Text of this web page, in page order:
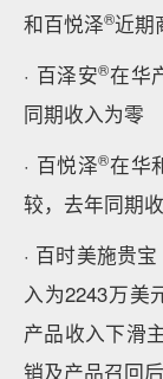
和百悦泽®近期
· 百泽安®在华
同期收入为零
· 百悦泽®在华
较，去年同期
· 百时美施贵
入为2243万美
产品收入下滑
销及产品召回